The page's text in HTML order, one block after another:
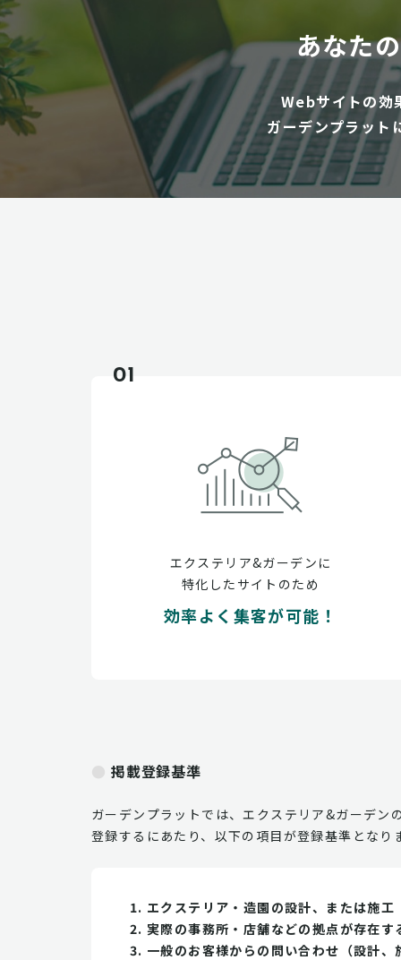
あなた
Webサイトの効
ガーデンプラット
01
エクステリア&ガーデンに
特化したサイトのため
効率よく集客が可能！
掲載登録基準
ガーデンプラットでは、エクステリア&ガーデン
登録するにあたり、以下の項目が登録基準となり
エクステリア・造園の設計、または施工
実際の事務所・店舗などの拠点が存在す
一般のお客様からの問い合わせ（設計、